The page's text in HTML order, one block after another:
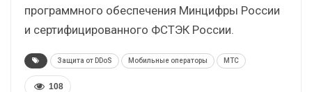
программного обеспечения Минцифры России
и сертифицированного ФСТЭК России.
Защита от DDoS Мобильные операторы МТС
108